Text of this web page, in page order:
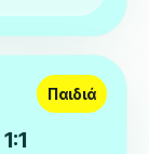
Παιδιά